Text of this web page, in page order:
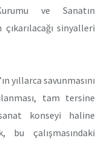
ve Sanatın
sinyalleri
yıllarca savunmasını
tam tersine
konseyi haline
bu çalışmasındaki